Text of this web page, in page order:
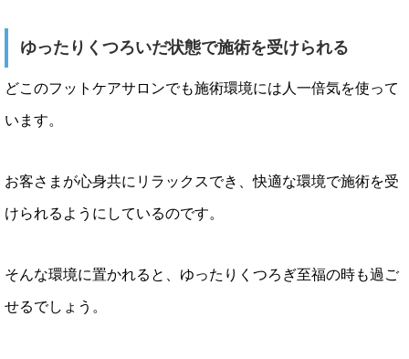
ゆったりくつろいだ状態で施術を受けられる
どこのフットケアサロンでも施術環境には人一倍気を使って
います。
お客さまが心身共にリラックスでき、快適な環境で施術を受
けられるようにしているのです。
そんな環境に置かれると、ゆったりくつろぎ至福の時も過ご
せるでしょう。